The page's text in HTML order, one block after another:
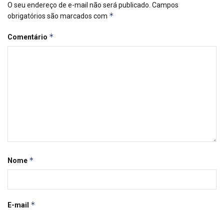
O seu endereço de e-mail não será publicado. Campos
obrigatórios são marcados com *
Comentário *
Nome *
E-mail *